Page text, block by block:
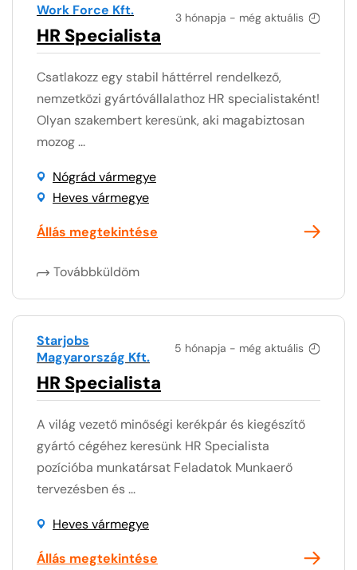
3 hónapja - még aktuális
Work Force Kft.
HR Specialista
Csatlakozz egy stabil háttérrel rendelkező,
nemzetközi gyártóvállalathoz HR specialistaként!
Olyan szakembert keresünk, aki magabiztosan
mozog ...
Nógrád vármegye
Heves vármegye
Állás megtekintése
Továbbküldöm
5 hónapja - még aktuális
Starjobs
Magyarország Kft.
HR Specialista
A világ vezető minőségi kerékpár és kiegészítő
gyártó cégéhez keresünk HR Specialista
pozícióba munkatársat Feladatok Munkaerő
tervezésben és ...
Heves vármegye
Állás megtekintése